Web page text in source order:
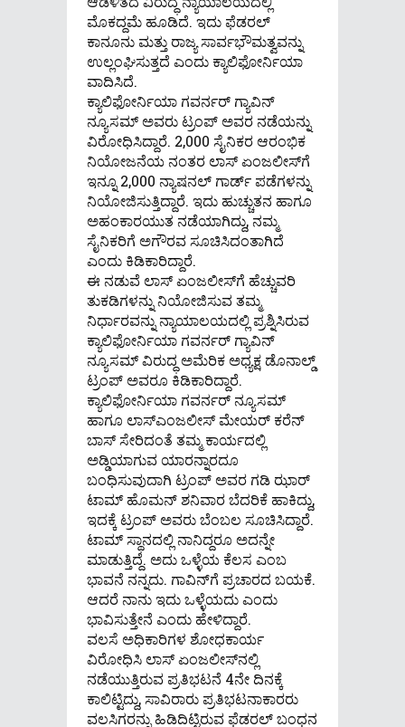
ಮೊಕದ್ದಮೆ ಹೂಡಿದೆ. ಇದು ಫೆಡರಲ್
ಕಾನೂನು ಮತ್ತು ರಾಜ್ಯ ಸಾರ್ವಭೌಮತ್ವವನ್ನು
ಉಲ್ಲಂಘಿಸುತ್ತದೆ ಎಂದು ಕ್ಯಾಲಿಫೋರ್ನಿಯಾ
ವಾದಿಸಿದೆ.
ಕ್ಯಾಲಿಫೋರ್ನಿಯಾ ಗವರ್ನರ್ ಗ್ಯಾವಿನ್
ನ್ಯೂಸಮ್ ಅವರು ಟ್ರಂಪ್ ಅವರ ನಡೆಯನ್ನು
ವಿರೋಧಿಸಿದ್ದಾರೆ. 2,000 ಸೈನಿಕರ ಆರಂಭಿಕ
ನಿಯೋಜನೆಯ ನಂತರ ಲಾಸ್ ಏಂಜಲೀಸ್‌ಗೆ
ಇನ್ನೂ 2,000 ನ್ಯಾಷನಲ್ ಗಾರ್ಡ್ ಪಡೆಗಳನ್ನು
ನಿಯೋಜಿಸುತ್ತಿದ್ದಾರೆ. ಇದು ಹುಚ್ಚುತನ ಹಾಗೂ
ಅಹಂಕಾರಯುತ ನಡೆಯಾಗಿದ್ದು, ನಮ್ಮ
ಸೈನಿಕರಿಗೆ ಅಗೌರವ ಸೂಚಿಸಿದಂತಾಗಿದೆ
ಎಂದು ಕಿಡಿಕಾರಿದ್ದಾರೆ.
ಈ ನಡುವೆ ಲಾಸ್‌ ಏಂಜಲೀಸ್‌ಗೆ ಹೆಚ್ಚುವರಿ
ತುಕಡಿಗಳನ್ನು ನಿಯೋಜಿಸುವ ತಮ್ಮ
ನಿರ್ಧಾರವನ್ನು ನ್ಯಾಯಾಲಯದಲ್ಲಿ ಪ್ರಶ್ನಿಸಿರುವ
ಕ್ಯಾಲಿಫೋರ್ನಿಯಾ ಗವರ್ನರ್‌ ಗ್ಯಾವಿನ್‌
ನ್ಯೂಸಮ್‌ ವಿರುದ್ಧ ಅಮೆರಿಕ ಅಧ್ಯಕ್ಷ ಡೊನಾಲ್ಡ್‌
ಟ್ರಂಪ್ ಅವರೂ ಕಿಡಿಕಾರಿದ್ದಾರೆ.
ಕ್ಯಾಲಿಫೋರ್ನಿಯಾ ಗವರ್ನರ್ ನ್ಯೂಸಮ್
ಹಾಗೂ ಲಾಸ್‍ಎಂಜಲೀಸ್ ಮೇಯರ್ ಕರೆನ್
ಬಾಸ್ ಸೇರಿದಂತೆ ತಮ್ಮ ಕಾರ್ಯದಲ್ಲಿ
ಅಡ್ಡಿಯಾಗುವ ಯಾರನ್ನಾರದೂ
ಬಂಧಿಸುವುದಾಗಿ ಟ್ರಂಪ್ ಅವರ ಗಡಿ ಝಾರ್
ಟಾಮ್ ಹೊಮನ್ ಶನಿವಾರ ಬೆದರಿಕೆ ಹಾಕಿದ್ದು,
ಇದಕ್ಕೆ ಟ್ರಂಪ್ ಅವರು ಬೆಂಬಲ ಸೂಚಿಸಿದ್ದಾರೆ.
ಟಾಮ್ ಸ್ಥಾನದಲ್ಲಿ ನಾನಿದ್ದರೂ ಅದನ್ನೇ
ಮಾಡುತ್ತಿದ್ದೆ. ಅದು ಒಳ್ಳೆಯ ಕೆಲಸ ಎಂಬ
ಭಾವನೆ ನನ್ನದು. ಗಾವಿನ್‍ಗೆ ಪ್ರಚಾರದ ಬಯಕೆ.
ಆದರೆ ನಾನು ಇದು ಒಳ್ಳೆಯದು ಎಂದು
ಭಾವಿಸುತ್ತೇನೆ ಎಂದು ಹೇಳಿದ್ದಾರೆ.
ವಲಸೆ ಅಧಿಕಾರಿಗಳ ಶೋಧಕಾರ್ಯ
ವಿರೋಧಿಸಿ ಲಾಸ್‌ ಏಂಜಲೀಸ್‌ನಲ್ಲಿ
ನಡೆಯುತ್ತಿರುವ ಪ್ರತಿಭಟನೆ 4ನೇ ದಿನಕ್ಕೆ
ಕಾಲಿಟ್ಟಿದ್ದು, ಸಾವಿರಾರು ಪ್ರತಿಭಟನಾಕಾರರು
ವಲಸಿಗರನ್ನು ಹಿಡಿದಿಟ್ಟಿರುವ ಫೆಡರಲ್ ಬಂಧನ